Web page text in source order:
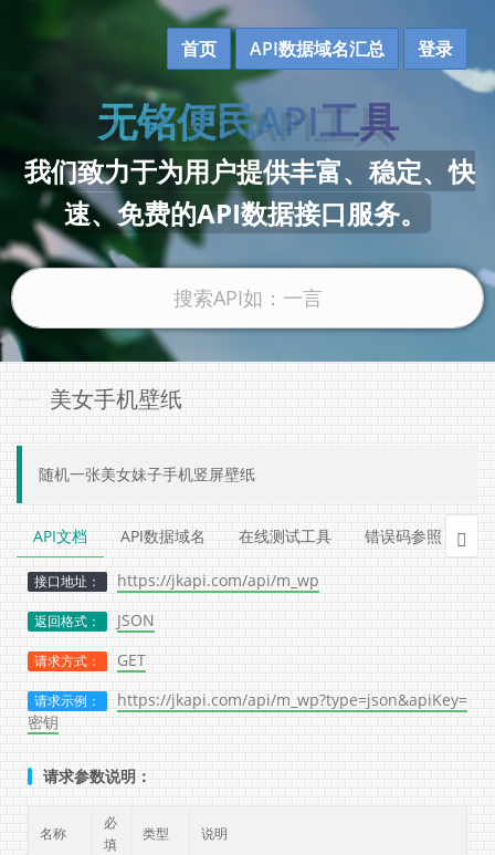
首页 API数据域名汇总 登录
无铭便民API工具
我们致力于为用户提供丰富、稳定、快
速、免费的API数据接口服务。
美女手机壁纸
随机一张美女妹子手机竖屏壁纸
API文档 API数据域名 在线测试工具 错误码参照 
接口地址： https://jkapi.com/api/m_wp
返回格式： JSON
请求方式： GET
请求示例：
https://jkapi.com/api/m_wp?type=json&apiKey=
密钥
请求参数说明：
名称
必
填
类型 说明